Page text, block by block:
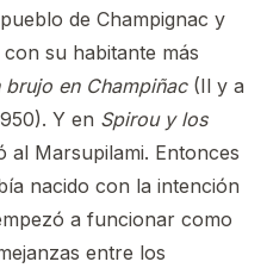
de Champignac y
su habitante más
brujo en Champiñac(Il y a
Y en Spirou y los
al Marsupilami. Entonces
nacido con la intención
a funcionar como
entre los